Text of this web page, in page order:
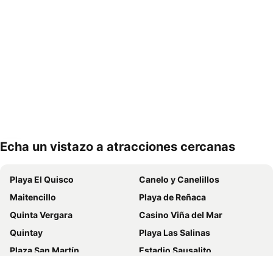
Echa un vistazo a atracciones cercanas
Playa El Quisco
Canelo y Canelillos
Maitencillo
Playa de Reñaca
Quinta Vergara
Casino Viña del Mar
Quintay
Playa Las Salinas
Plaza San Martín
Estadio Sausalito